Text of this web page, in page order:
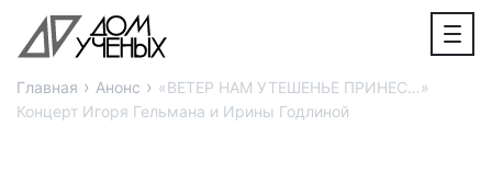
Главная › Анонс › «ВЕТЕР НАМ УТЕШЕНЬЕ ПРИНЕС…»
Концерт Игоря Гельмана и Ирины Годлиной